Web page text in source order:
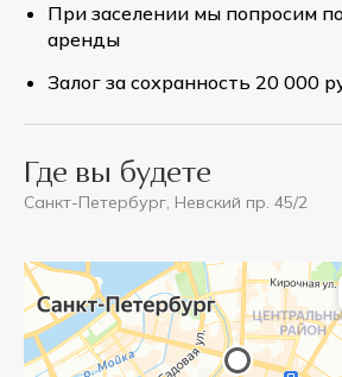
При заселении мы попросим
аренды
Залог за сохранность 20 000
Где вы будете
Санкт-Петербург, Невский пр. 45/2